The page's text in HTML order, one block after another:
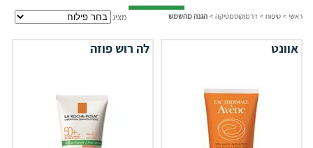
ראשי > טיפוח > דרמוקוסמטיקה > הגנה מהשמש מציג
אוונט לה רוש פוזה